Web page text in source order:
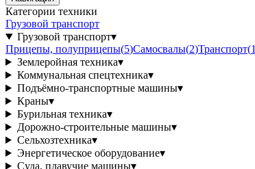
Категории техники
Грузовой транспорт
Грузовой транспорт▾
Прицепы, полуприцепы(5)Самосвалы(2)Транспорт(1
Землеройная техника▾
Коммунальная спецтехника▾
Подъёмно-транспортные машины▾
Краны▾
Бурильная техника▾
Дорожно-строительные машины▾
Сельхозтехника▾
Энергетическое оборудование▾
Суда, плавучие машины▾